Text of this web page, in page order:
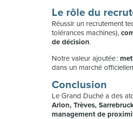
Le rôle du
Réussir un recrutement
tolérances machines),
de décision.
Notre valeur ajoutée :
dans un marché
Conclusion
Le Grand Duché a des
Arlon, Trèves,
management de